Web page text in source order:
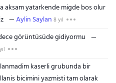
aksam yatarkende migde bos olur
Aylin Saylan 8 yıl
görüntüsüde gidiyormu
kaserli grubunda bir
bicimini yazmisti tam olarak